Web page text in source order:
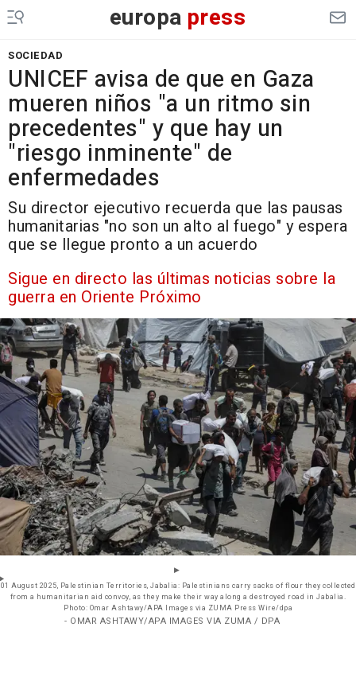
europa press
SOCIEDAD
UNICEF avisa de que en Gaza
mueren niños "a un ritmo sin
precedentes" y que hay un
"riesgo inminente" de
enfermedades
Su director ejecutivo recuerda que las pausas
humanitarias "no son un alto al fuego" y espera
que se llegue pronto a un acuerdo
Sigue en directo las últimas noticias sobre la
guerra en Oriente Próximo
01 August 2025, Palestinian Territories, Jabalia: Palestinians carry sacks of flour they collected
from a humanitarian aid convoy, as they make their way along a destroyed road in Jabalia.
Photo: Omar Ashtawy/APA Images via ZUMA Press Wire/dpa
- OMAR ASHTAWY/APA IMAGES VIA ZUMA / DPA